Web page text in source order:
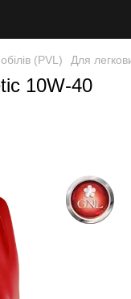
(PVL) Для
10W-40